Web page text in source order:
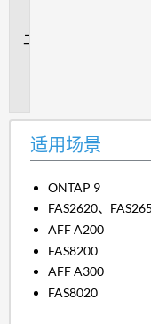
适用场景
ONTAP 9
FAS2620、
AFF A200
FAS8200
AFF A300
FAS8020